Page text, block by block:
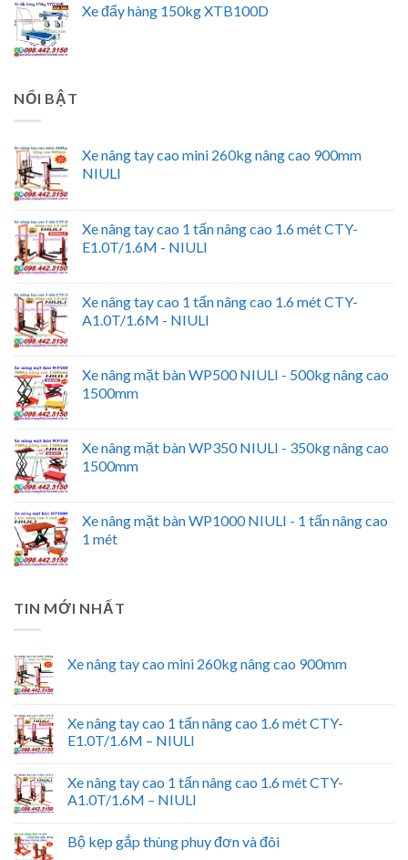
Xe đẩy hàng 150kg XTB100D
NỔI BẬT
Xe nâng tay cao mini 260kg nâng cao 900mm
NIULI
Xe nâng tay cao 1 tấn nâng cao 1.6 mét CTY-
E1.0T/1.6M - NIULI
Xe nâng tay cao 1 tấn nâng cao 1.6 mét CTY-
A1.0T/1.6M - NIULI
Xe nâng mặt bàn WP500 NIULI - 500kg nâng cao
1500mm
Xe nâng mặt bàn WP350 NIULI - 350kg nâng cao
1500mm
Xe nâng mặt bàn WP1000 NIULI - 1 tấn nâng cao
1 mét
TIN MỚI NHẤT
Xe nâng tay cao mini 260kg nâng cao 900mm
Xe nâng tay cao 1 tấn nâng cao 1.6 mét CTY-
E1.0T/1.6M – NIULI
Xe nâng tay cao 1 tấn nâng cao 1.6 mét CTY-
A1.0T/1.6M – NIULI
Bộ kẹp gắp thùng phuy đơn và đôi